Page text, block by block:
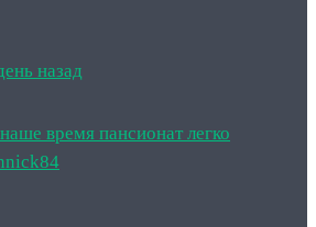
назад
время пансионат легко